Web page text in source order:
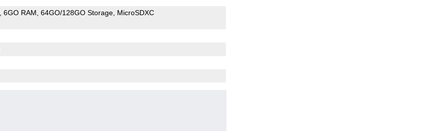
6GO RAM 64GO/128GO Storage MicroSDXC